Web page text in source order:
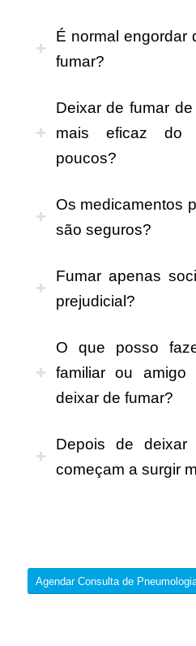
É normal engordar
fumar?
Deixar de fumar de
mais eficaz do
poucos?
Os medicamentos
são seguros?
Fumar apenas
prejudicial?
O que posso
familiar ou
deixar de fumar?
Depois de deixar
começam a surgir
Agendar Consulta de